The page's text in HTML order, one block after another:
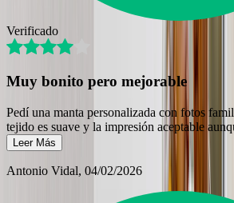
Verificado
Muy bonito pero mejorable
Pedí una manta personalizada con fotos
tejido es suave y la impresión aceptable
Leer Más
Antonio Vidal, 04/02/2026